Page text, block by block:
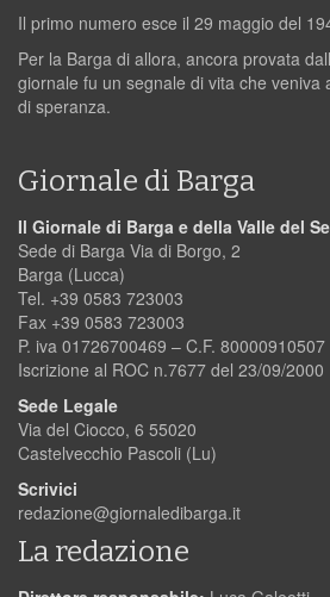
Il primo numero esce il 29 maggio del
Per la Barga di allora, ancora provata
giornale fu un segnale di vita che veniva
di speranza.
Giornale di Barga
Il Giornale di Barga e della Valle del
Sede di Barga Via di Borgo, 2
Barga (Lucca)
Tel. +39 0583 723003
Fax +39 0583 723003
P. iva 01726700469 – C.F. 80000910507
Iscrizione al ROC n.7677 del 23/09/2000
Sede Legale
Via del Ciocco, 6 55020
Castelvecchio Pascoli (Lu)
Scrivici
redazione@giornaledibarga.it
La redazione